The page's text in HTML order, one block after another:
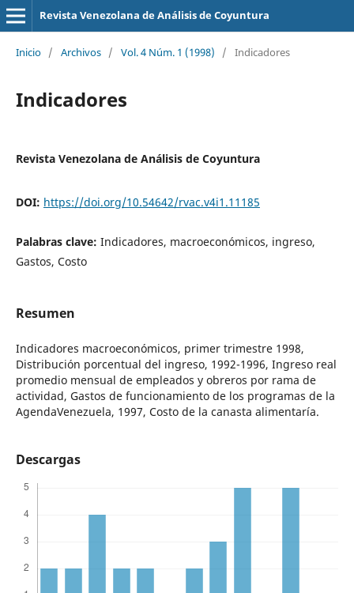
Revista Venezolana de Análisis de Coyuntura
Inicio / Archivos / Vol. 4 Núm. 1 (1998) / Indicadores
Indicadores
Revista Venezolana de Análisis de Coyuntura
DOI: https://doi.org/10.54642/rvac.v4i1.11185
Palabras clave: Indicadores, macroeconómicos, ingreso,
Gastos, Costo
Resumen
Indicadores macroeconómicos, primer trimestre 1998,
Distribución porcentual del ingreso, 1992-1996, Ingreso real
promedio mensual de empleados y obreros por rama de
actividad, Gastos de funcionamiento de los programas de la
AgendaVenezuela, 1997, Costo de la canasta alimentaría.
Descargas